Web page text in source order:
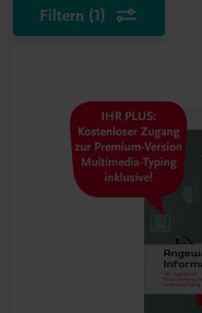
Filtern (1)